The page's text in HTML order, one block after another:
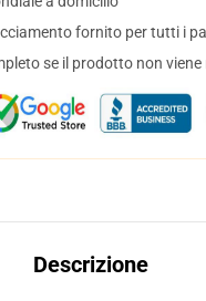
fornito per tutti i
se il prodotto non
Descrizione